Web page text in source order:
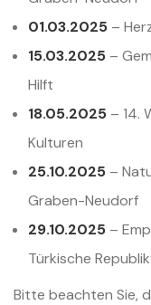
01.03.2025 –
15.03.2025 –
Hilft
18.05.2025 – 14.
Kulturen
25.10.2025 –
Graben-Neudorf
29.10.2025 –
Türkische
Bitte beachten Sie,